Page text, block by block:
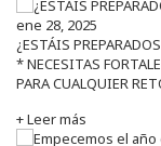
ene 28, 2025
¿ESTÁIS
* NECESITAS
PARA CUALQUIER
+ Leer más